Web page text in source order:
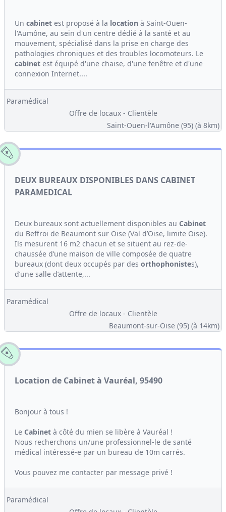
Un cabinet est proposé à la location à Saint-Ouen-
l'Aumône, au sein d'un centre dédié à la santé et au
mouvement, spécialisé dans la prise en charge des
pathologies chroniques et des troubles locomoteurs. Le
cabinet est équipé d'une chaise, d'une fenêtre et d'une
connexion Internet....
Paramédical
Offre de locaux - Clientèle
Saint-Ouen-l'Aumône (95) (à 8km)
DEUX BUREAUX DISPONIBLES DANS CABINET
PARAMEDICAL
Deux bureaux sont actuellement disponibles au Cabinet
du Beffroi de Beaumont sur Oise (Val d’Oise, limite Oise).
Ils mesurent 16 m2 chacun et se situent au rez-de-
chaussée d’une maison de ville composée de quatre
bureaux (dont deux occupés par des orthophonistes),
d’une salle d’attente,...
Paramédical
Offre de locaux - Clientèle
Beaumont-sur-Oise (95) (à 14km)
Location de Cabinet à Vauréal, 95490
Bonjour à tous !
Le Cabinet à côté du mien se libère à Vauréal !
Nous recherchons un/une professionnel-le de santé
médical intéressé-e par un bureau de 10m carrés.
Vous pouvez me contacter par message privé !
Paramédical